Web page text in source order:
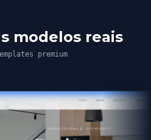
modelos reais
premium